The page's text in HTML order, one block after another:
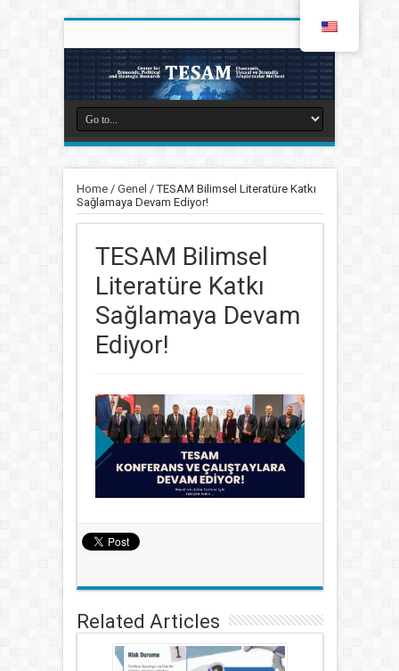
Home/ Genel /TESAM Bilimsel Literatüre Katkı
Sağlamaya Devam Ediyor!
TESAM Bilimsel
Literatüre Katkı
Sağlamaya Devam
Ediyor!
Related Articles